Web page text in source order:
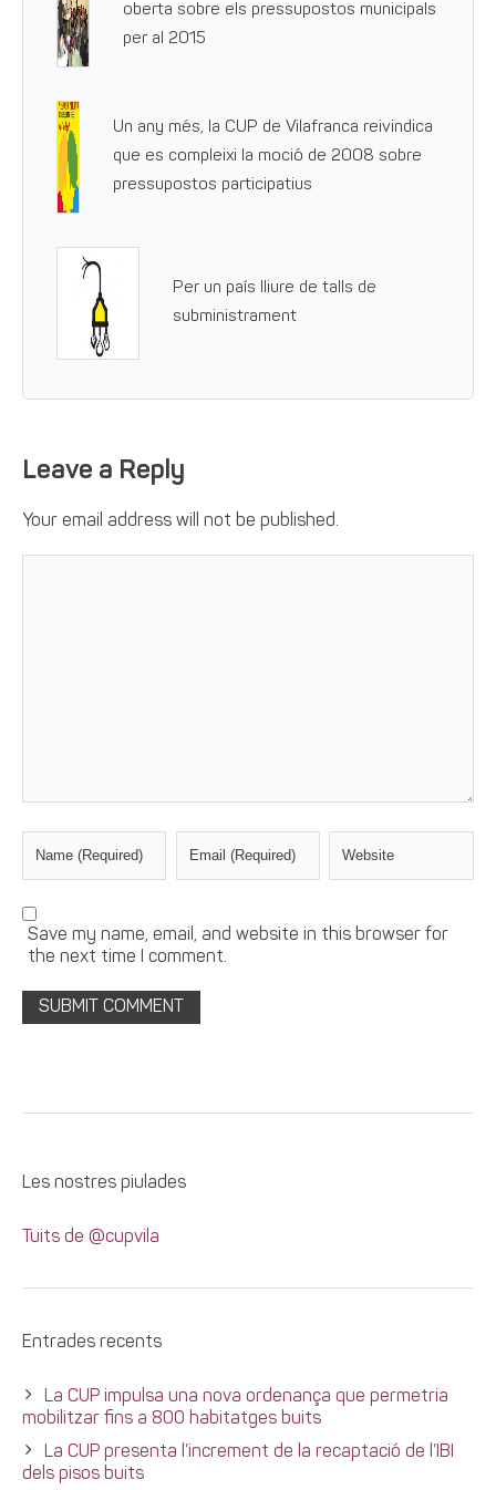
oberta sobre els pressupostos municipals
per al 2015
Un any més, la CUP de Vilafranca reivindica
que es compleixi la moció de 2008 sobre
pressupostos participatius
Per un país lliure de talls de
subministrament
Leave a Reply
Your email address will not be published.
Save my name, email, and website in this browser for
the next time I comment.
Les nostres piulades
Tuits de @cupvila
Entrades recents
La CUP impulsa una nova ordenança que permetria
mobilitzar fins a 800 habitatges buits
La CUP presenta l’increment de la recaptació de l’IBI
dels pisos buits